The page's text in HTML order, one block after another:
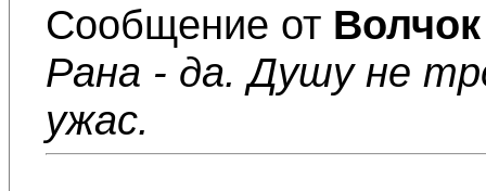
Сообщение от Волчок
Рана - да. Душу не
ужас.